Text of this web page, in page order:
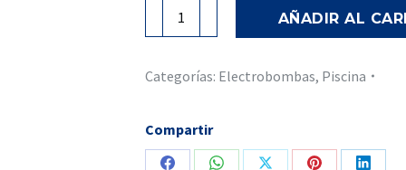
POOL4
12.5HP
AÑADIR AL
Categorías: Electrobombas, Piscina
Compartir